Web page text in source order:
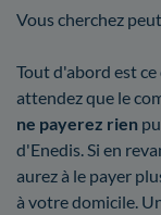
Vous cherchez
Tout d'abord est
attendez que le
ne payerez rien
d'Enedis. Si en
aurez à le payer
à votre domicile.